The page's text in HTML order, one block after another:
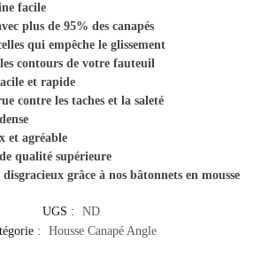
facile
plus de 95% des canapés
qui empêche le glissement
contours de votre fauteuil
et rapide
contre les taches et la saleté
et agréable
qualité supérieure
grâce à nos bâtonnets en mousse
UGS :
ND
:
Housse Canapé Angle